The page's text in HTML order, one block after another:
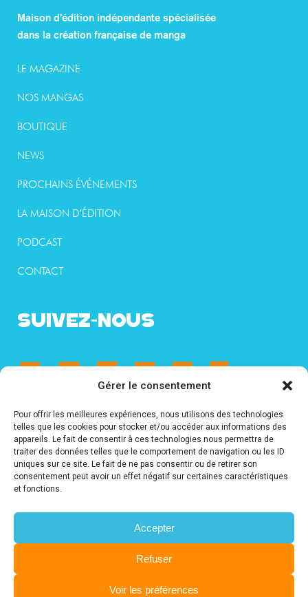
Gérer le consentement
Pour offrir les meilleures expériences, nous utilisons des technologies
telles que les cookies pour stocker et/ou accéder aux informations des
appareils. Le fait de consentir à ces technologies nous permettra de
traiter des données telles que le comportement de navigation ou les ID
uniques sur ce site. Le fait de ne pas consentir ou de retirer son
consentement peut avoir un effet négatif sur certaines caractéristiques
et fonctions.
Accepter
Refuser
Voir les préférences
Maison d’édition indépendante spécialisée
dans la création française de manga
LE MAGAZINE
NOS MANGAS
BOUTIQUE
NEWS
PROCHAINS ÉVÉNEMENTS
LA MAISON D’ÉDITION
PODCAST
CONTACT
SUIVEZ-NOUS
Abonnez-vous à notre newsletter !